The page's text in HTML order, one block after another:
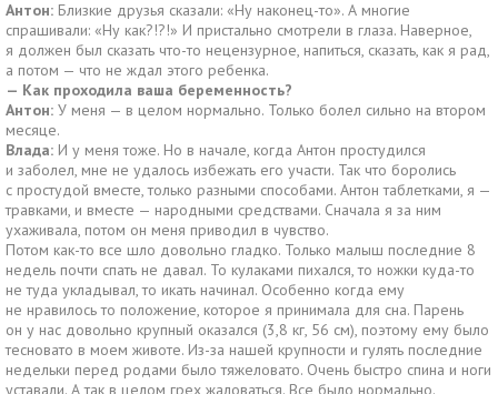
Антон: Близкие друзья сказали: «Ну наконец-то». А многие
спрашивали: «Ну как?!?!» И пристально смотрели в глаза. Наверное,
я должен был сказать что-то нецензурное, напиться, сказать, как я рад,
а потом — что не ждал этого ребенка.
— Как проходила ваша беременность?
Антон: У меня — в целом нормально. Только болел сильно на втором
месяце.
Влада: И у меня тоже. Но в начале, когда Антон простудился
и заболел, мне не удалось избежать его участи. Так что боролись
с простудой вместе, только разными способами. Антон таблетками, я —
травками, и вместе — народными средствами. Сначала я за ним
ухаживала, потом он меня приводил в чувство.
Потом как-то все шло довольно гладко. Только малыш последние 8
недель почти спать не давал. То кулаками пихался, то ножки куда-то
не туда укладывал, то икать начинал. Особенно когда ему
не нравилось то положение, которое я принимала для сна. Парень
он у нас довольно крупный оказался (3,8 кг, 56 см), поэтому ему было
тесновато в моем животе. Из-за нашей крупности и гулять последние
недельки перед родами было тяжеловато. Очень быстро спина и ноги
уставали. А так в целом грех жаловаться. Все было нормально.